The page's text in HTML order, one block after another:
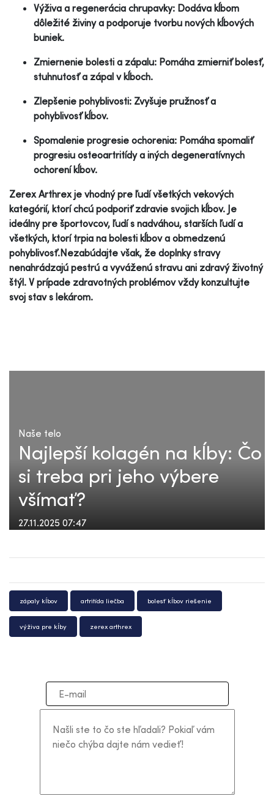
Výživa a regenerácia chrupavky: Dodáva kĺbom
dôležité živiny a podporuje tvorbu nových kĺbových
buniek.
Zmiernenie bolesti a zápalu: Pomáha zmierniť bolesť,
stuhnutosť a zápal v kĺboch.
Zlepšenie pohyblivosti: Zvyšuje pružnosť a
pohyblivosť kĺbov.
Spomalenie progresie ochorenia: Pomáha spomaliť
progresiu osteoartritídy a iných degeneratívnych
ochorení kĺbov.
Zerex Arthrex je vhodný pre ľudí všetkých vekových
kategórií, ktorí chcú podporiť zdravie svojich kĺbov. Je
ideálny pre športovcov, ľudí s nadváhou, starších ľudí a
všetkých, ktorí trpia na bolesti kĺbov a obmedzenú
pohyblivosť.Nezabúdajte však, že doplnky stravy
nenahrádzajú pestrú a vyváženú stravu ani zdravý životný
štýl. V prípade zdravotných problémov vždy konzultujte
svoj stav s lekárom.
Naše telo
Najlepší kolagén na kĺby: Čo
si treba pri jeho výbere
všímať?
27.11.2025 07:47
zápaly kĺbov artritída liečba bolesť kĺbov riešenie
výživa pre kĺby zerex arthrex